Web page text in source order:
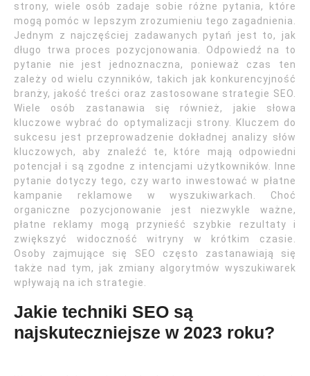
strony, wiele osób zadaje sobie różne pytania, które
mogą pomóc w lepszym zrozumieniu tego zagadnienia.
Jednym z najczęściej zadawanych pytań jest to, jak
długo trwa proces pozycjonowania. Odpowiedź na to
pytanie nie jest jednoznaczna, ponieważ czas ten
zależy od wielu czynników, takich jak konkurencyjność
branży, jakość treści oraz zastosowane strategie SEO.
Wiele osób zastanawia się również, jakie słowa
kluczowe wybrać do optymalizacji strony. Kluczem do
sukcesu jest przeprowadzenie dokładnej analizy słów
kluczowych, aby znaleźć te, które mają odpowiedni
potencjał i są zgodne z intencjami użytkowników. Inne
pytanie dotyczy tego, czy warto inwestować w płatne
kampanie reklamowe w wyszukiwarkach. Choć
organiczne pozycjonowanie jest niezwykle ważne,
płatne reklamy mogą przynieść szybkie rezultaty i
zwiększyć widoczność witryny w krótkim czasie.
Osoby zajmujące się SEO często zastanawiają się
także nad tym, jak zmiany algorytmów wyszukiwarek
wpływają na ich strategie.
Jakie techniki SEO są
najskuteczniejsze w 2023 roku?